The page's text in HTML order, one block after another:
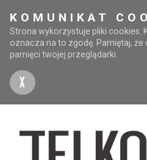
KOMUNIKAT
Strona wykorzystuje pliki cookies.
oznacza na to zgodę. Pamiętaj,
pamięci twojej przeglądarki.
X